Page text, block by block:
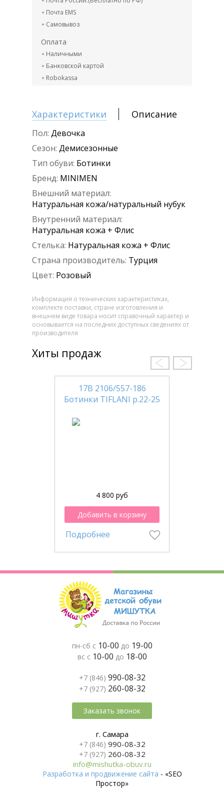
Почта EMS
Самовывоз
Оплата
Наличными
Банковской картой
Robokassa
Характеристики Описание
Пол: Девочка
Сезон: Демисезонные
Тип обуви: Ботинки
Бренд: MINIMEN
Внешний материал:
Натуральная кожа/натуральный нубук
Внутренний материал:
Натуральная кожа + Флис
Стелька: Натуральная кожа + Флис
Страна производитель: Турция
Цвет: Розовый
Информация о технических характеристиках,
комплекте поставки, стране изготовления и
внешнем виде товара носит справочный характер и
основывается на последних доступных сведениях от
производителя
Хиты продаж
17В 2106/557-186
Ботинки TIFLANI р.22-25
4 800 руб
Добавить в корзину
Подробнее
пн-сб с 10-00 до 19-00
вс с 10-00 до 18-00
+7 (846) 990-08-32
+7 (927) 260-08-32
Заказать звонок
г. Самара
+7 (846) 990-08-32
+7 (927) 260-08-32
info@mishutka-obuv.ru
Разработка и продвижение сайта - «SEO
Простор»